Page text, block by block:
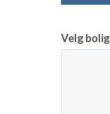
Velg bolig